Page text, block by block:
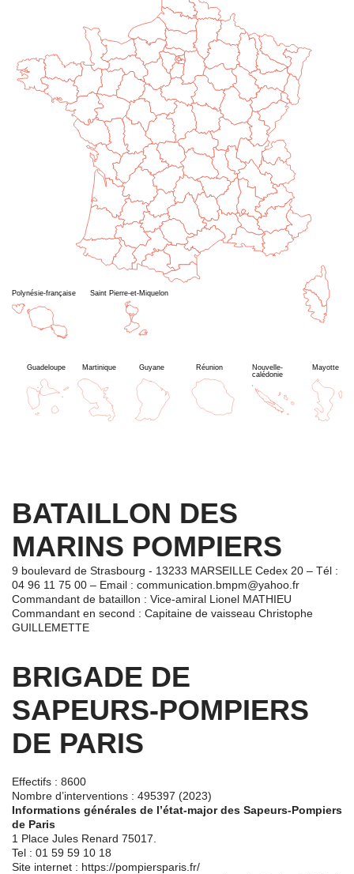
Polynésie-française Saint Pierre-et-Miquelon
Guadeloupe Martinique Guyane Réunion
Nouvelle-
calédonie
Mayotte
BATAILLON DES
MARINS POMPIERS
9 boulevard de Strasbourg - 13233 MARSEILLE Cedex 20 – Tél :
04 96 11 75 00 – Email : communication.bmpm@yahoo.fr
Commandant de bataillon : Vice-amiral Lionel MATHIEU
Commandant en second : Capitaine de vaisseau Christophe
GUILLEMETTE
BRIGADE DE
SAPEURS-POMPIERS
DE PARIS
Effectifs : 8600
Nombre d’interventions : 495397 (2023)
Informations générales de l’état-major des Sapeurs-Pompiers
de Paris
1 Place Jules Renard 75017.
Tel : 01 59 59 10 18
Site internet : https://pompiersparis.fr/